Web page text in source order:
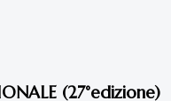
(27°edizione)